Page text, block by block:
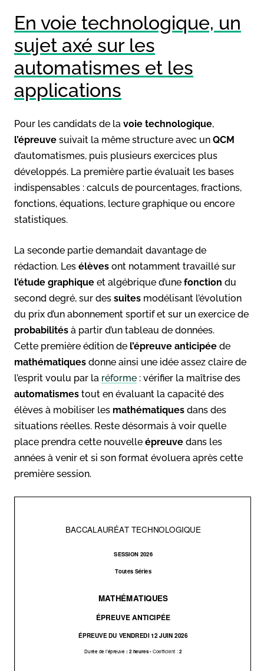
En voie technologique, un
sujet axé sur les
automatismes et les
applications
Pour les candidats de la voie technologique,
l’épreuve suivait la même structure avec un QCM
d’automatismes, puis plusieurs exercices plus
développés. La première partie évaluait les bases
indispensables : calculs de pourcentages, fractions,
fonctions, équations, lecture graphique ou encore
statistiques.
La seconde partie demandait davantage de
rédaction. Les élèves ont notamment travaillé sur
l’étude graphique et algébrique d’une fonction du
second degré, sur des suites modélisant l’évolution
du prix d’un abonnement sportif et sur un exercice de
probabilités à partir d’un tableau de données.
Cette première édition de l’épreuve anticipée de
mathématiques donne ainsi une idée assez claire de
l’esprit voulu par la réforme : vérifier la maîtrise des
automatismes tout en évaluant la capacité des
élèves à mobiliser les mathématiques dans des
situations réelles. Reste désormais à voir quelle
place prendra cette nouvelle épreuve dans les
années à venir et si son format évoluera après cette
première session.